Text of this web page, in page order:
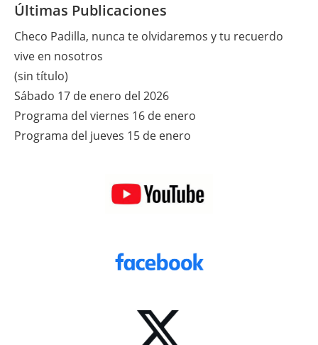
Últimas Publicaciones
Checo Padilla, nunca te olvidaremos y tu recuerdo
vive en nosotros
(sin título)
Sábado 17 de enero del 2026
Programa del viernes 16 de enero
Programa del jueves 15 de enero